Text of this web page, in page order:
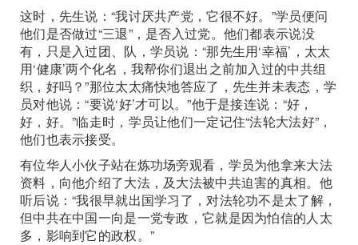
这时，先生说：“我讨厌共产党，它很不好。”学员便问
他们是否做过“三退”，是否入过党。他们都表示说没
有，只是入过团、队，学员说：“那先生用‘幸福’，太太
用‘健康’两个化名，我帮你们退出之前加入过的中共组
织，好吗？”那位太太痛快地答应了，先生并未表态，学
员对他说：“要说‘好’才可以。”他于是接连说：“好，
好，好。”临走时，学员让他们一定记住“法轮大法好”，
他们也表示接受。
有位华人小伙子站在炼功场旁观看，学员为他拿来大法
资料，向他介绍了大法，及大法被中共迫害的真相。他
听后说：“我很早就出国学习了，对法轮功不是太了解，
但中共在中国一向是一党专政，它就是因为怕信的人太
多，影响到它的政权。”